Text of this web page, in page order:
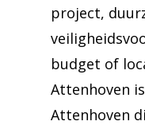
project,
budget of
Attenhoven
Attenhoven